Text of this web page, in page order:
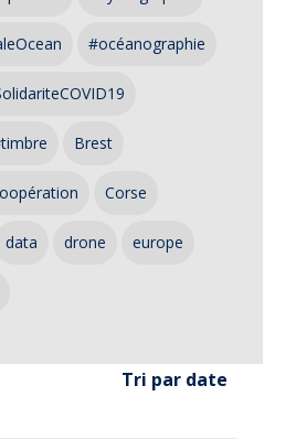
#océanographie
Brest
Corse
data drone europe
Tri par date